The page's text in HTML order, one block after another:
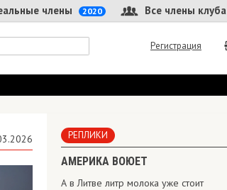
Все члены клуба
члены 2020
Регистрация
РЕПЛИКИ
АМЕРИКА ВОЮЕТ
А в Литве литр молока уже стоит